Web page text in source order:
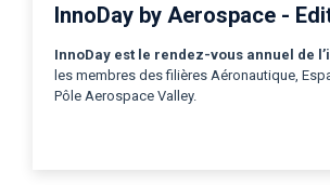
InnoDay by Aerospace -
InnoDay est le rendez-vous annuel de
les membres des filières Aéronautique,
Pôle Aerospace Valley.